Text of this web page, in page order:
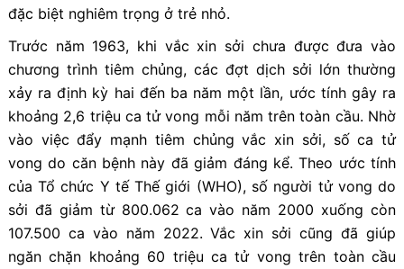
đặc biệt nghiêm trọng ở trẻ nhỏ.
Trước năm 1963, khi vắc xin sởi chưa được đưa vào
chương trình tiêm chủng, các đợt dịch sởi lớn thường
xảy ra định kỳ hai đến ba năm một lần, ước tính gây ra
khoảng 2,6 triệu ca tử vong mỗi năm trên toàn cầu. Nhờ
vào việc đẩy mạnh tiêm chủng vắc xin sởi, số ca tử
vong do căn bệnh này đã giảm đáng kể. Theo ước tính
của Tổ chức Y tế Thế giới (WHO), số người tử vong do
sởi đã giảm từ 800.062 ca vào năm 2000 xuống còn
107.500 ca vào năm 2022. Vắc xin sởi cũng đã giúp
ngăn chặn khoảng 60 triệu ca tử vong trên toàn cầu